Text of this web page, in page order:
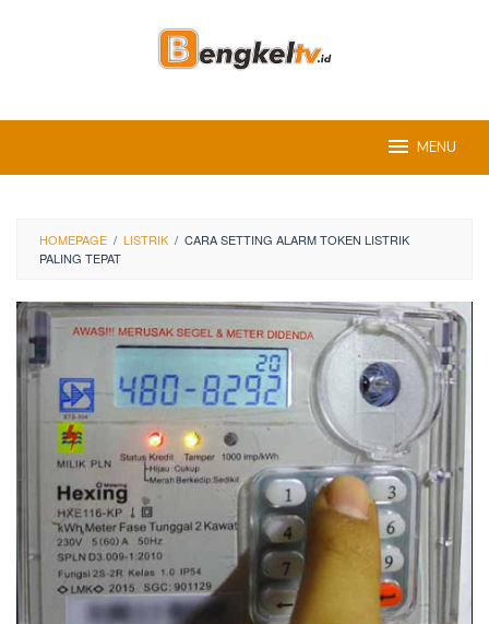
MENU
HOMEPAGE / LISTRIK / CARA SETTING ALARM TOKEN LISTRIK
PALING TEPAT